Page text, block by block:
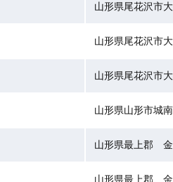
山形県尾花沢市
山形県尾花沢市
山形県尾花沢市
山形県山形市城
山形県最上郡 金
山形県最上郡 金